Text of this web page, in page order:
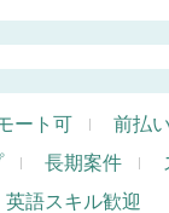
ート可 前払
長期案件
英語スキル歓迎